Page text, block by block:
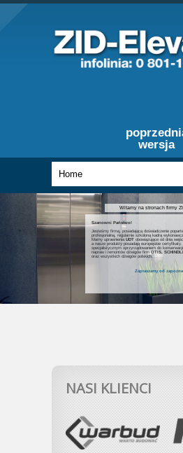
wersja
Witamy na stronach firmy
Szanowni Państwo!
Jesteśmy firmą, posiadającą doświadczenie
profesjonalną, regularnie szkoloną kadrą
Mamy uprawnieniaUDT obowiązujące od dnia
a nasze produkty posiadają europejskie certyfikaty.
specjalistycznym oprzyrządowaniem do
napraw i remontów dźwigów firmOTIS,
oraz wszystkich dźwigów polskich.
Zapraszamy od
NASI KLIENCI